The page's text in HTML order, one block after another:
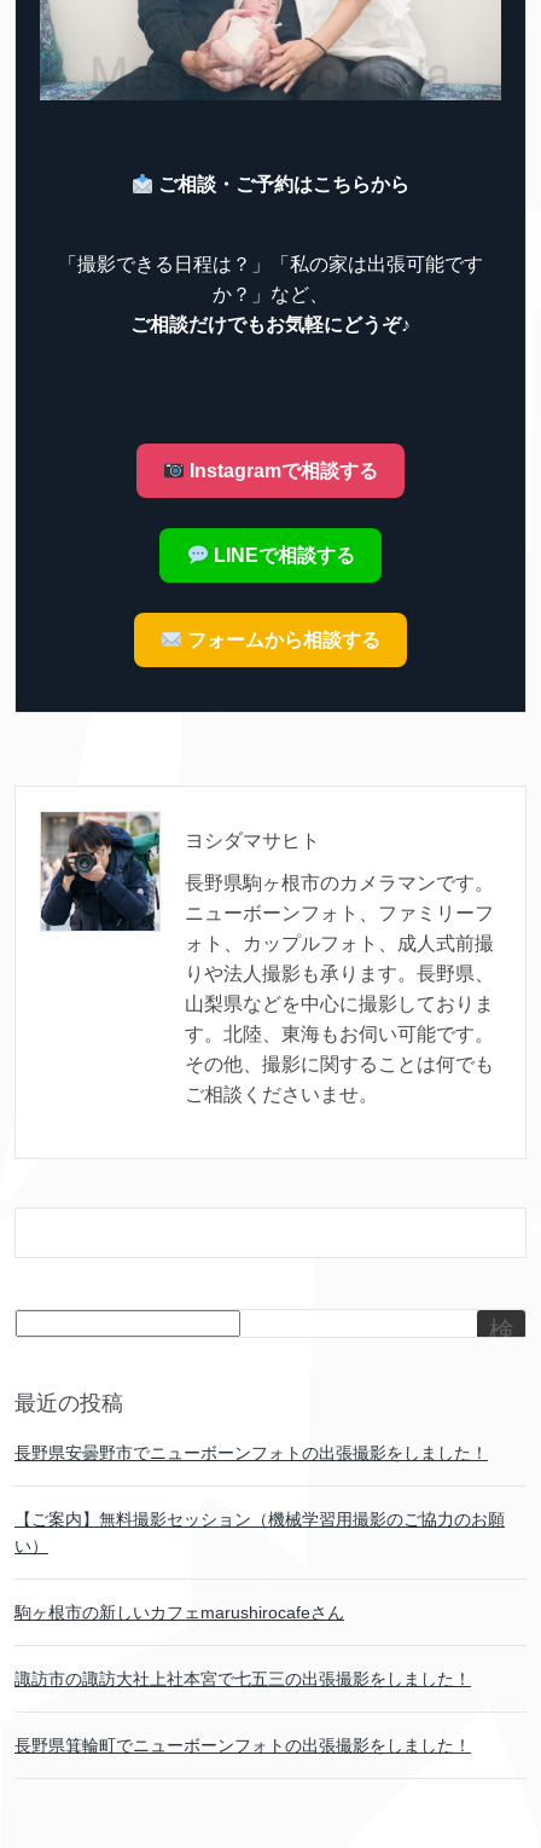
ご相談・ご予約はこちらから
「撮影できる日程は？」「私の家は出張可能です
か？」など、
ご相談だけでもお気軽にどうぞ♪
Instagramで相談する
LINEで相談する
フォームから相談する
ヨシダマサヒト
長野県駒ヶ根市のカメラマンです。
ニューボーンフォト、ファミリーフ
ォト、カップルフォト、成人式前撮
りや法人撮影も承ります。長野県、
山梨県などを中心に撮影しておりま
す。北陸、東海もお伺い可能です。
その他、撮影に関することは何でも
ご相談くださいませ。
検
最近の投稿
長野県安曇野市でニューボーンフォトの出張撮影をしました！
【ご案内】無料撮影セッション（機械学習用撮影のご協力のお願
い）
駒ヶ根市の新しいカフェmarushirocafeさん
諏訪市の諏訪大社上社本宮で七五三の出張撮影をしました！
長野県箕輪町でニューボーンフォトの出張撮影をしました！